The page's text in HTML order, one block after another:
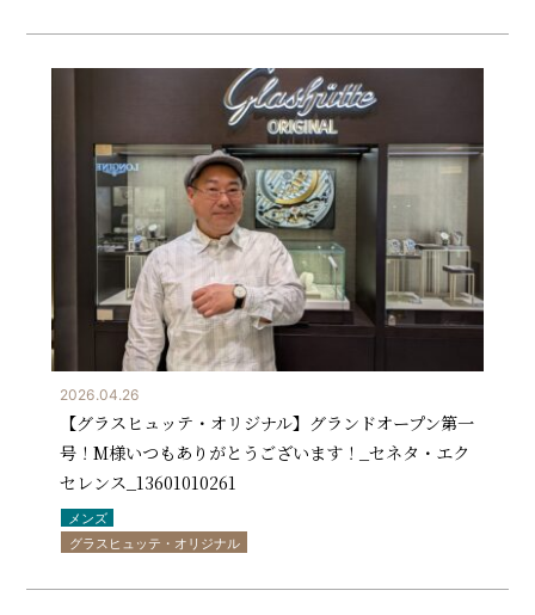
2026.04.26
【グラスヒュッテ・オリジナル】グランドオープン第一
号！M様いつもありがとうございます！_セネタ・エク
セレンス_13601010261
メンズ
グラスヒュッテ・オリジナル